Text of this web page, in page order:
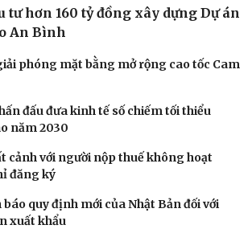
tư hơn 160 tỷ đồng xây dựng Dự án
An Bình
phóng mặt bằng mở rộng cao tốc Cam
đấu đưa kinh tế số chiếm tối thiểu
năm 2030
cảnh với người nộp thuế không hoạt
đăng ký
báo quy định mới của Nhật Bản đối với
xuất khẩu